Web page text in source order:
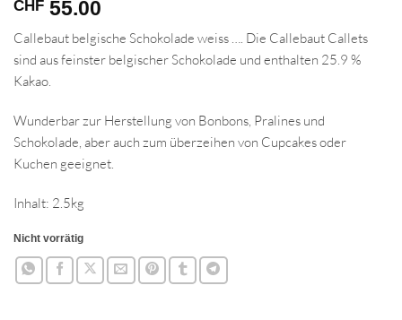
CHF 55.00
Callebaut belgische Schokolade weiss …. Die Callebaut Callets
sind aus feinster belgischer Schokolade und enthalten 25.9 %
Kakao.
Wunderbar zur Herstellung von Bonbons, Pralines und
Schokolade, aber auch zum überzeihen von Cupcakes oder
Kuchen geeignet.
Inhalt: 2.5kg
Nicht vorrätig